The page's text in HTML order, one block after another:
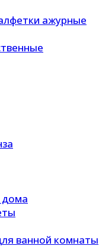
ажурные
дома
ванной комнаты